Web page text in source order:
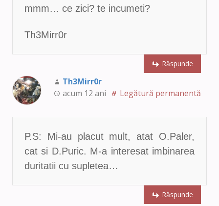
mmm… ce zici? te incumeti?
Th3Mirr0r
Răspunde
Th3Mirr0r
acum 12 ani
Legătură permanentă
P.S: Mi-au placut mult, atat O.Paler,
cat si D.Puric. M-a interesat imbinarea
duritatii cu supletea…
Răspunde